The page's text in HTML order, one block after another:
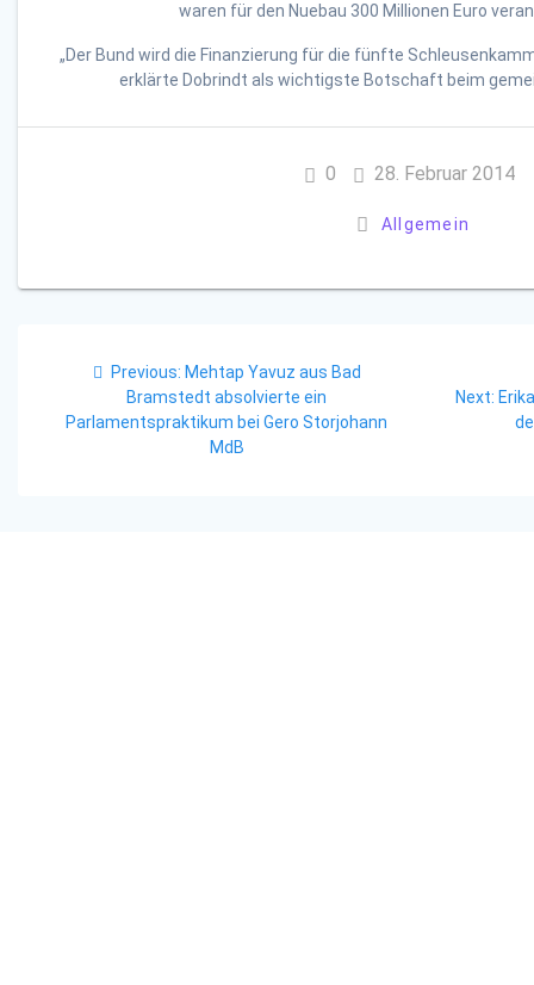
waren für den Nuebau 300 Millionen Euro
„Der Bund wird die Finanzierung für die fünfte
erklärte Dobrindt als wichtigste Botschaft beim
0 28. Februar 2014
Allgemein
Previous: Previous
post:
Mehtap Yavuz aus Bad
Bramstedt absolvierte ein
Parlamentspraktikum bei Gero Storjohann
MdB
Next: Next